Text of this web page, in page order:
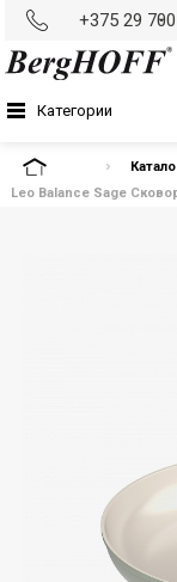
+375 29
Категории
На главную
Leo Balance Sage